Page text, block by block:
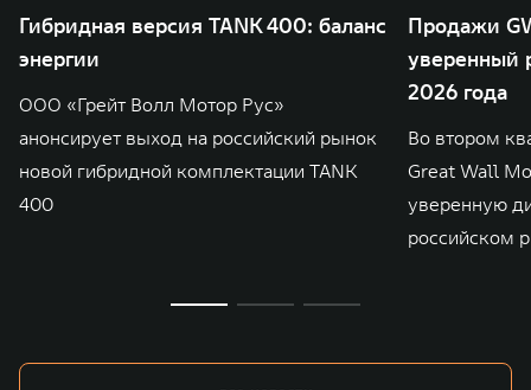
Гибридная версия TANK 400: баланс
энергии
ООО «Грейт Волл Мотор Рус»
анонсирует выход на российский рынок
новой гибридной комплектации TANK
400
Продажи
уверенный
2026 года
Во втором
Great Wall
уверенную
российском